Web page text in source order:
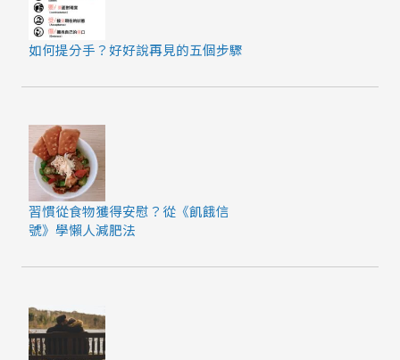
如何提分手？好好說再見的五個步驟
習慣從食物獲得安慰？從《飢餓信
號》學懶人減肥法